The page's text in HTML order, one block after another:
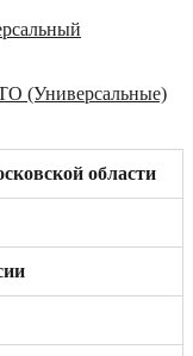
(Универсальные)
области